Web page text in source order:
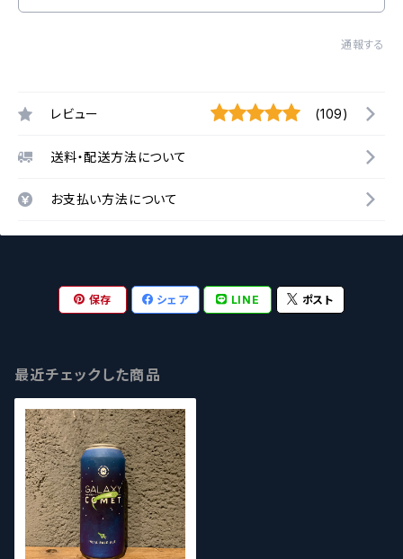
通報する
レビュー (109)
送料・配送方法について
お支払い方法について
保存 シェア LINE ポスト
最近チェックした商品